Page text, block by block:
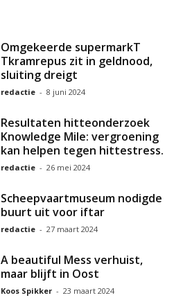
Omgekeerde supermarkT
Tkramrepus zit in geldnood,
sluiting dreigt
redactie - 8 juni 2024
Resultaten hitteonderzoek
Knowledge Mile: vergroening
kan helpen tegen hittestress.
redactie - 26 mei 2024
Scheepvaartmuseum nodigde
buurt uit voor iftar
redactie - 27 maart 2024
A beautiful Mess verhuist,
maar blijft in Oost
Koos Spikker - 23 maart 2024